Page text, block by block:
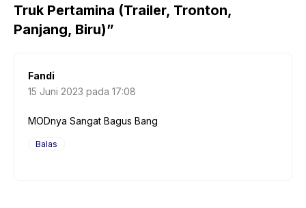
Truk Pertamina (Trailer, Tronton,
Panjang, Biru)”
Fandi
15 Juni 2023 pada 17:08
MODnya Sangat Bagus Bang
Balas